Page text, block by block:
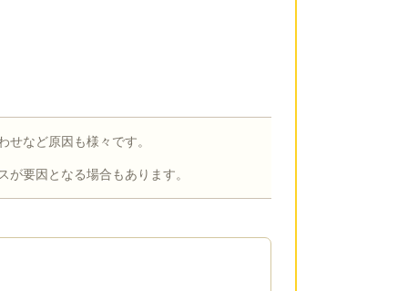
など原因も様々です。
要因となる場合もあります。